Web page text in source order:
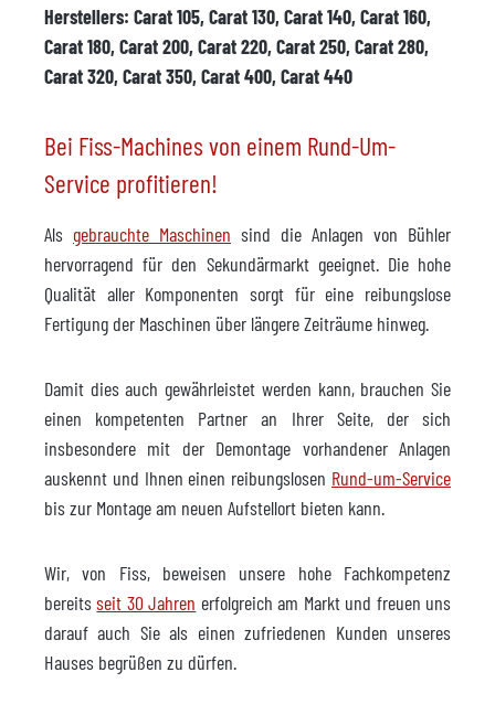
Herstellers: Carat 105, Carat 130, Carat 140, Carat 160,
Carat 180, Carat 200, Carat 220, Carat 250, Carat 280,
Carat 320, Carat 350, Carat 400, Carat 440
Bei Fiss-Machines von einem Rund-Um-
Service profitieren!
Als gebrauchte Maschinen sind die Anlagen von Bühler
hervorragend für den Sekundärmarkt geeignet. Die hohe
Qualität aller Komponenten sorgt für eine reibungslose
Fertigung der Maschinen über längere Zeiträume hinweg.
Damit dies auch gewährleistet werden kann, brauchen Sie
einen kompetenten Partner an Ihrer Seite, der sich
insbesondere mit der Demontage vorhandener Anlagen
auskennt und Ihnen einen reibungslosen Rund-um-Service
bis zur Montage am neuen Aufstellort bieten kann.
Wir, von Fiss, beweisen unsere hohe Fachkompetenz
bereitsseit 30 Jahren erfolgreich am Markt und freuen uns
darauf auch Sie als einen zufriedenen Kunden unseres
Hauses begrüßen zu dürfen.